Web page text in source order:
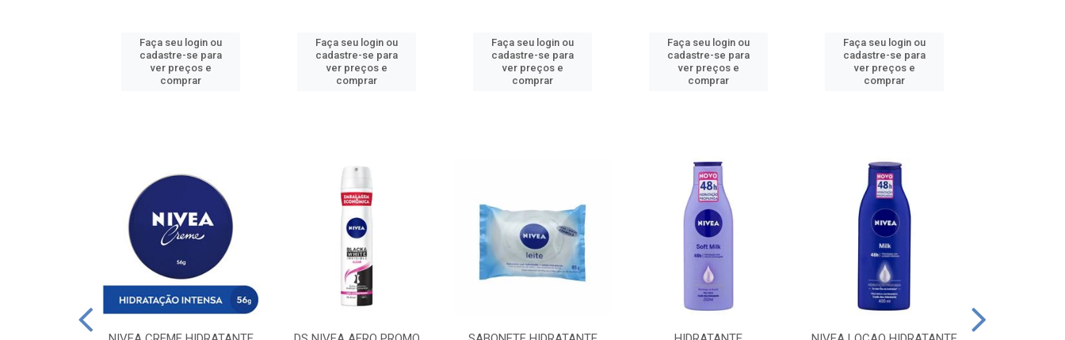
Faça seu login ou
cadastre-se para
ver preços e
comprar
Faça seu login ou
cadastre-se para
ver preços e
comprar
Faça seu login ou
cadastre-se para
ver preços e
comprar
Faça seu login ou
cadastre-se para
ver preços e
comprar
Faça seu login ou
cadastre-se para
ver preços e
comprar